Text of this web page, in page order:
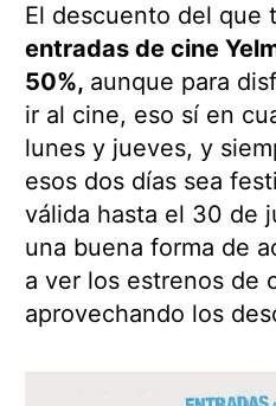
El descuento del que
entradas de cine
50%, aunque para
ir al cine, eso sí en
lunes y jueves, y
esos dos días sea
válida hasta el 30 de
una buena forma de
a ver los estrenos de
aprovechando los